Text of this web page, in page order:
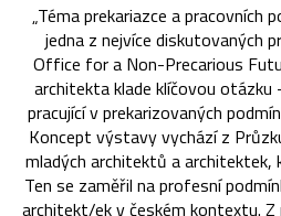
„Téma prekariazce a pracovních
jedna z nejvíce diskutovaných
Office for a Non-Precarious
architekta klade klíčovou
pracující v prekarizovaných
Koncept výstavy vychází z
mladých architektů a architektek,
Ten se zaměřil na profesní
architekt/ek v českém kontextu. Z